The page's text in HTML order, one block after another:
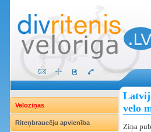
Veloziņas
Riteņbraucēju apvienība
velo
Ziņa